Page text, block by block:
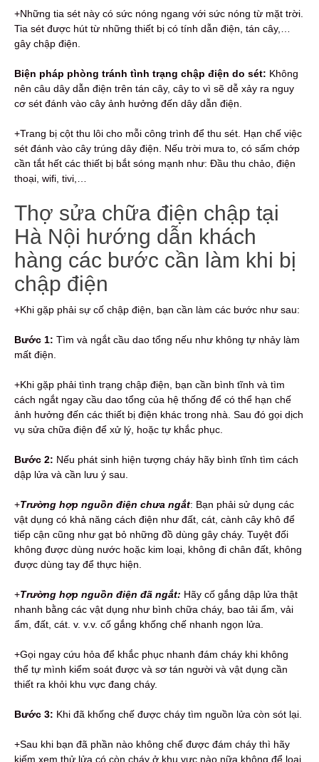
+Những tia sét này có sức nóng ngang với sức nóng từ mặt trời.
Tia sét được hút từ những thiết bị có tính dẫn điện, tán cây,…
gây chập điện.
Biện pháp phòng tránh tình trạng chập điện do sét: Không
nên câu dây dẫn điện trên tán cây, cây to vì sẽ dễ xảy ra nguy
cơ sét đánh vào cây ảnh hưởng đến dây dẫn điện.
+Trang bị cột thu lôi cho mỗi công trình để thu sét. Hạn chế việc
sét đánh vào cây trúng dây điện. Nếu trời mưa to, có sấm chớp
cần tắt hết các thiết bị bắt sóng mạnh như: Đầu thu chảo, điện
thoại, wifi, tivi,…
Thợ sửa chữa điện chập tại
Hà Nội hướng dẫn khách
hàng các bước cần làm khi bị
chập điện
+Khi gặp phải sự cố chập điện, bạn cần làm các bước như sau:
Bước 1: Tìm và ngắt cầu dao tổng nếu như không tự nhảy làm
mất điện.
+Khi gặp phải tình trạng chập điện, bạn cần bình tĩnh và tìm
cách ngắt ngay cầu dao tổng của hệ thống để có thể hạn chế
ảnh hưởng đến các thiết bị điện khác trong nhà. Sau đó gọi dịch
vụ sửa chữa điện để xử lý, hoặc tự khắc phục.
Bước 2: Nếu phát sinh hiện tượng cháy hãy bình tĩnh tìm cách
dập lửa và cần lưu ý sau.
+Trường hợp nguồn điện chưa ngắt: Bạn phải sử dụng các
vật dụng có khả năng cách điện như đất, cát, cành cây khô để
tiếp cận cũng như gạt bỏ những đồ dùng gây cháy. Tuyệt đối
không được dùng nước hoặc kim loại, không đi chân đất, không
được dùng tay để thực hiện.
+Trường hợp nguồn điện đã ngắt: Hãy cố gắng dập lửa thật
nhanh bằng các vật dụng như bình chữa cháy, bao tải ẩm, vải
ẩm, đất, cát. v. v.v. cố gắng khống chế nhanh ngọn lửa.
+Gọi ngay cứu hỏa để khắc phục nhanh đám cháy khi không
thể tự mình kiểm soát được và sơ tán người và vật dụng cần
thiết ra khỏi khu vực đang cháy.
Bước 3: Khi đã khống chế được cháy tìm nguồn lửa còn sót lại.
+Sau khi bạn đã phần nào không chế được đám cháy thì hãy
kiếm xem thử lửa có còn cháy ở khu vực nào nữa không để loại